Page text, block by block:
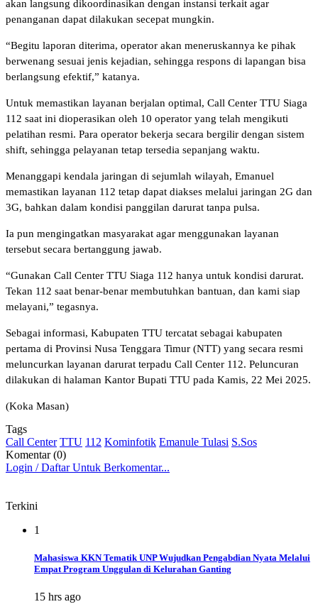
akan langsung dikoordinasikan dengan instansi terkait agar
penanganan dapat dilakukan secepat mungkin.
“Begitu laporan diterima, operator akan meneruskannya ke pihak
berwenang sesuai jenis kejadian, sehingga respons di lapangan bisa
berlangsung efektif,” katanya.
Untuk memastikan layanan berjalan optimal, Call Center TTU Siaga
112 saat ini dioperasikan oleh 10 operator yang telah mengikuti
pelatihan resmi. Para operator bekerja secara bergilir dengan sistem
shift, sehingga pelayanan tetap tersedia sepanjang waktu.
Menanggapi kendala jaringan di sejumlah wilayah, Emanuel
memastikan layanan 112 tetap dapat diakses melalui jaringan 2G dan
3G, bahkan dalam kondisi panggilan darurat tanpa pulsa.
Ia pun mengingatkan masyarakat agar menggunakan layanan
tersebut secara bertanggung jawab.
“Gunakan Call Center TTU Siaga 112 hanya untuk kondisi darurat.
Tekan 112 saat benar-benar membutuhkan bantuan, dan kami siap
melayani,” tegasnya.
Sebagai informasi, Kabupaten TTU tercatat sebagai kabupaten
pertama di Provinsi Nusa Tenggara Timur (NTT) yang secara resmi
meluncurkan layanan darurat terpadu Call Center 112. Peluncuran
dilakukan di halaman Kantor Bupati TTU pada Kamis, 22 Mei 2025.
(Koka Masan)
Tags
Call Center TTU 112 Kominfotik Emanule Tulasi S.Sos
Komentar (0)
Login / Daftar Untuk Berkomentar...
Terkini
1
Mahasiswa KKN Tematik UNP Wujudkan Pengabdian Nyata Melalui
Empat Program Unggulan di Kelurahan Ganting
15 hrs ago